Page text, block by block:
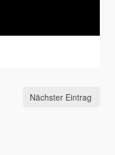
Nächster Eintrag